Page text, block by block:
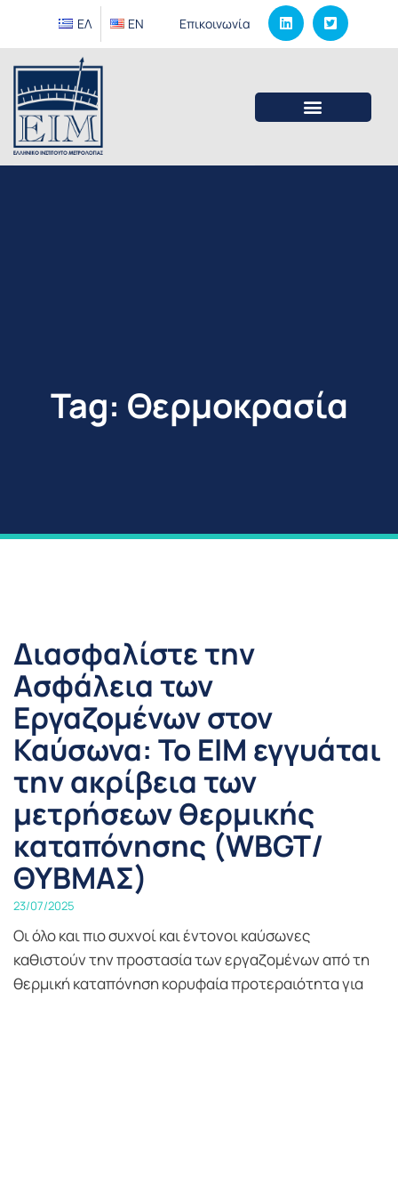
ΕΛ EΝ Επικοινωνία
Tag: Θερμοκρασία
Διασφαλίστε την
Ασφάλεια των
Εργαζομένων στον
Καύσωνα: Το ΕΙΜ εγγυάται
την ακρίβεια των
μετρήσεων θερμικής
καταπόνησης (WBGT/
ΘΥΒΜΑΣ)
23/07/2025
Οι όλο και πιο συχνοί και έντονοι καύσωνες
καθιστούν την προστασία των εργαζομένων από τη
θερμική καταπόνηση κορυφαία προτεραιότητα για